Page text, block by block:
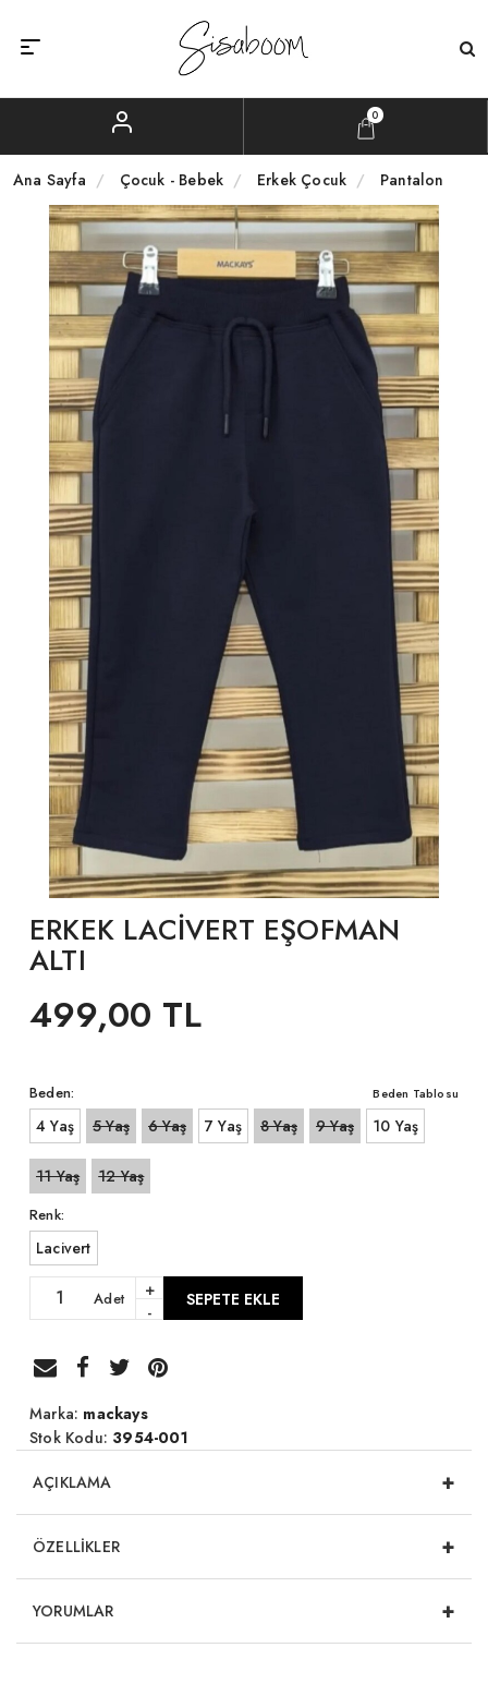
0
Ana Sayfa Çocuk - Bebek Erkek Çocuk Pantalon
ERKEK LACİVERT EŞOFMAN
ALTI
499,00 TL
Beden: Beden Tablosu
4 Yaş 5 Yaş 6 Yaş 7 Yaş 8 Yaş 9 Yaş 10 Yaş
11 Yaş 12 Yaş
Renk:
Lacivert
Adet
+
-
SEPETE EKLE
Marka: mackays
Stok Kodu: 3954-001
AÇIKLAMA +
ÖZELLİKLER +
YORUMLAR +